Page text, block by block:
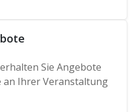
Sie Angebote
an Ihrer Veranstaltung